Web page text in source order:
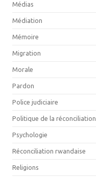
Médias
Médiation
Mémoire
Migration
Morale
Pardon
Police judiciaire
Politique de la réconciliation
Psychologie
Réconciliation rwandaise
Religions